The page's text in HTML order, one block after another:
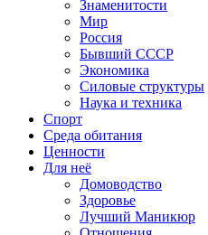
Знаменитости
Мир
Россия
Бывший СССР
Экономика
Силовые структуры
Наука и техника
Спорт
Среда обитания
Ценности
Для неё
Домоводство
Здоровье
Лучший Маникюр